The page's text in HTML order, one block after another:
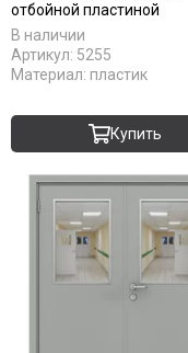
отбойной пластиной
В наличии
Артикул: 5255
Материал: пластик
Купить